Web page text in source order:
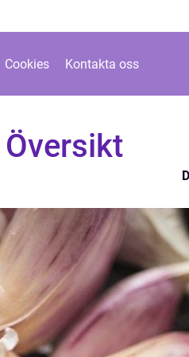
Cookies Kontakta oss